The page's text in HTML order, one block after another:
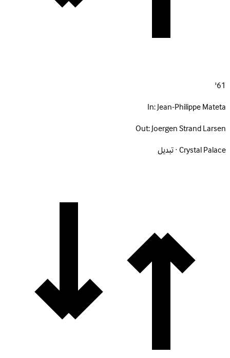
61'
In:Jean-Philippe Mateta
Out:Joergen Strand Larsen
Crystal Palace · تبديل